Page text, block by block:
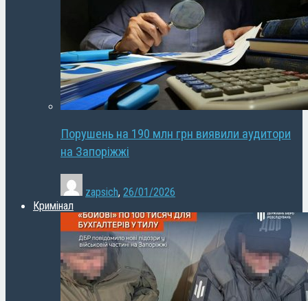
Порушень на 190 млн грн виявили аудитори
на Запоріжжі
zapsich, 26/01/2026
Кримінал